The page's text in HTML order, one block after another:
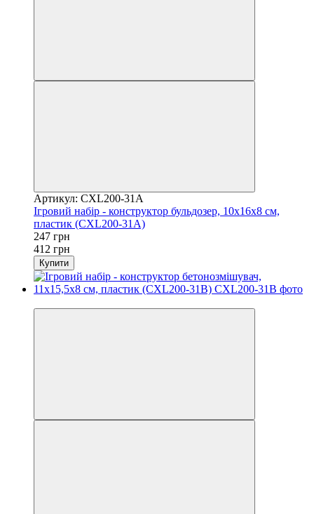
Артикул: CXL200-31A
Ігровий набір - конструктор бульдозер, 10x16x8 см,
пластик (CXL200-31A)
247 грн
412 грн
Купити